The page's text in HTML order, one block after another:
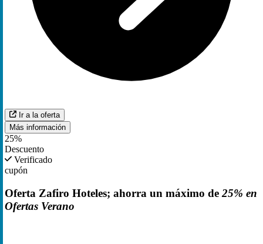
Ir a la oferta
Más información
25%
Descuento
Verificado
cupón
Oferta Zafiro Hoteles; ahorra un máximo de 25% en
Ofertas Verano